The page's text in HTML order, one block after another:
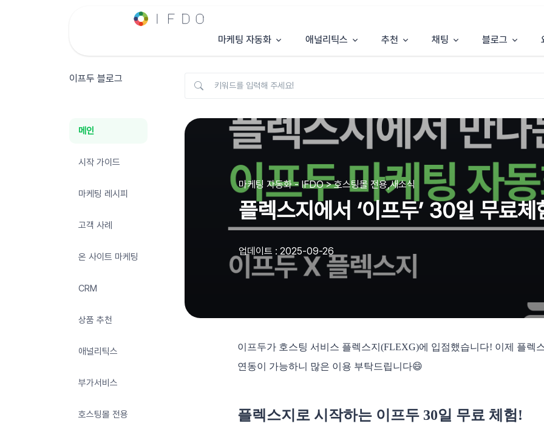
마케팅 자동화 애널리틱스 추천 채팅 블로그
이프두 블로그
마케팅 자동화 - IFDO > 호스팅몰 전용,새소식
플렉스지에서 ‘이프두’ 30일 무료
업데이트 : 2025-09-26
이프두가 호스팅 서비스 플렉스지(FLEXG)에 입점했습니다! 이제 플렉
연동이 가능하니 많은 이용 부탁드립니다😄
플렉스지로 시작하는 이프두 30일 무료 체험!
메인
시작 가이드
마케팅 레시피
고객 사례
온 사이트 마케팅
CRM
상품 추천
애널리틱스
부가서비스
호스팅몰 전용